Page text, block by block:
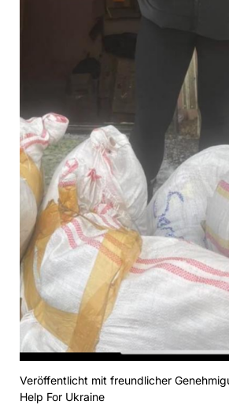
Veröffentlicht mit freundlicher
Help For Ukraine